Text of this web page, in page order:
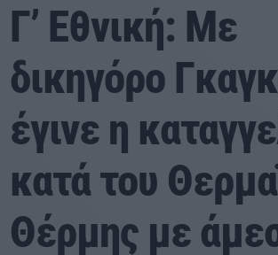
Αρχική
Εκπομπές
Αθλητικά
Γ’ Εθνική: Με
δικηγόρο
έγινε η
κατά του
Θέρμης με